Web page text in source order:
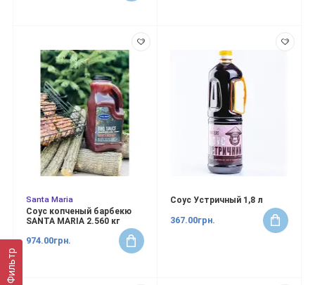
Фильтр
Santa Maria
Соус копченый барбекю
SANTA MARIA 2.560 кг
974.00грн.
Соус Устричный 1,8 л
367.00грн.